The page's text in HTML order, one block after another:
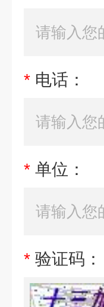
* 电话：
* 单位：
* 验证码：